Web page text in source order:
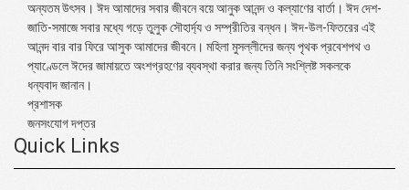
অন্যতম উৎসব। ঈদ আমাদের সবার জীবনে বয়ে আনুক আনন্দ ও কল্যাণের বার্তা। ঈদ দেশ-
জাতি-সমাজে সবার মধ্যে গড়ে তুলুক সৌহার্দ্য ও সম্প্রীতির বন্ধন। ঈদ-উল-ফিতরের এই
আনন্দ বার বার ফিরে আসুক আমাদের জীবনে। মহিলা মুসল্লীদের জন্য পৃথক প্রবেশপথ ও
প্যাণ্ডেলে ঈদের জামায়তে অংশগ্রহণের ব্যবস্থা করার জন্য তিনি সংশ্লিষ্ট সকলকে
ধন্যবাদ জানান।
প্রশাসক
জনসংযোগ দপ্তর
Quick Links